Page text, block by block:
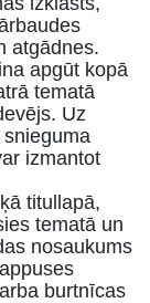
atgādnes.
apgūt kopā
tematā
Uz
izmantot
titullapā,
tematā un
nosaukums
burtnīcas